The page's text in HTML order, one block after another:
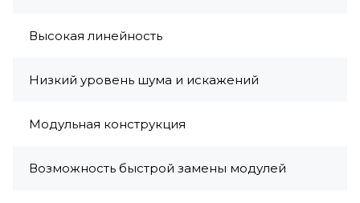
Высокая линейность
Низкий уровень шума и искажений
Модульная конструкция
Возможность быстрой замены модулей